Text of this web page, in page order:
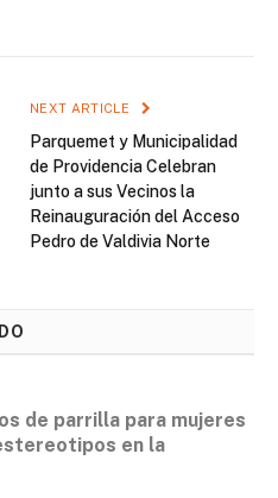
NEXT ARTICLE
Parquemet y Municipalidad
de Providencia Celebran
junto a sus Vecinos la
Reinauguración del Acceso
Pedro de Valdivia Norte
de parrilla para mujeres
en la